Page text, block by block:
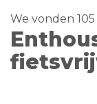
We vonden